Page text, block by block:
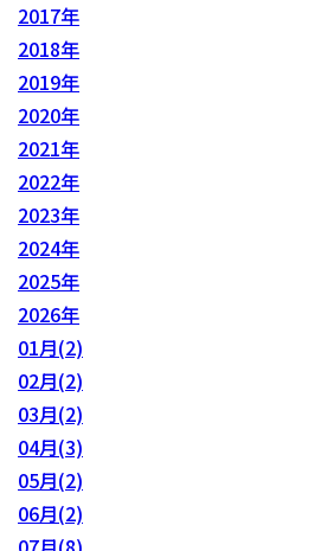
2017年
2018年
2019年
2020年
2021年
2022年
2023年
2024年
2025年
2026年
01月(2)
02月(2)
03月(2)
04月(3)
05月(2)
06月(2)